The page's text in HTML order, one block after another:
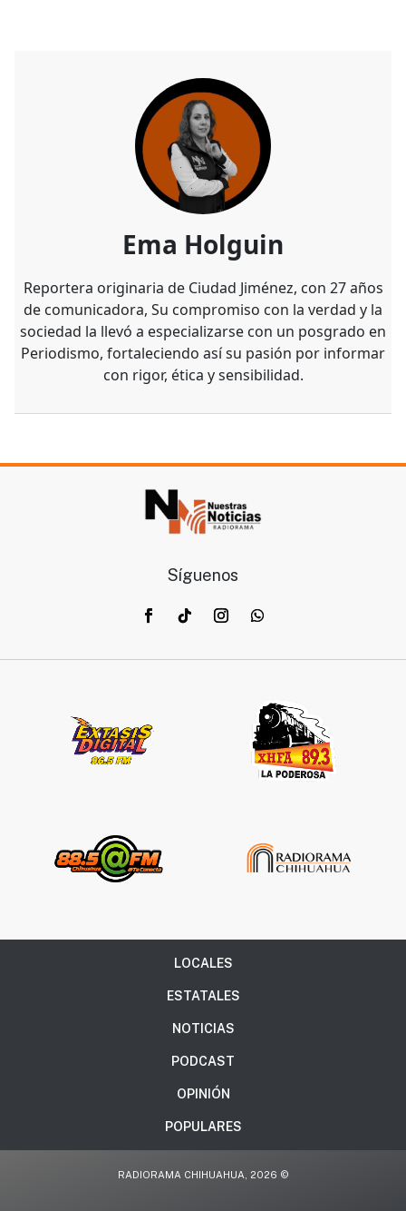
Ema Holguin
Reportera originaria de Ciudad Jiménez, con 27 años
de comunicadora, Su compromiso con la verdad y la
sociedad la llevó a especializarse con un posgrado en
Periodismo, fortaleciendo así su pasión por informar
con rigor, ética y sensibilidad.
Síguenos
LOCALES
ESTATALES
NOTICIAS
PODCAST
OPINIÓN
POPULARES
RADIORAMA CHIHUAHUA, 2026 ©